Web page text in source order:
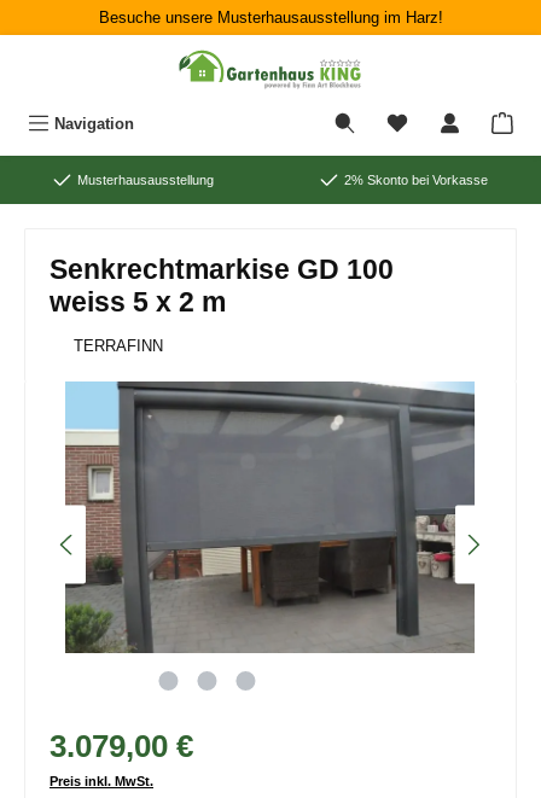
Zum Hauptinhalt springenBesuche unsere Musterhausausstellung im Harz!
Navigation
Musterhausausstellung 2% Skonto bei Vorkasse
Senkrechtmarkise GD 100
weiss 5 x 2 m
TERRAFINN
Bildergalerie überspringen
3.079,00 €
Preis inkl. MwSt.